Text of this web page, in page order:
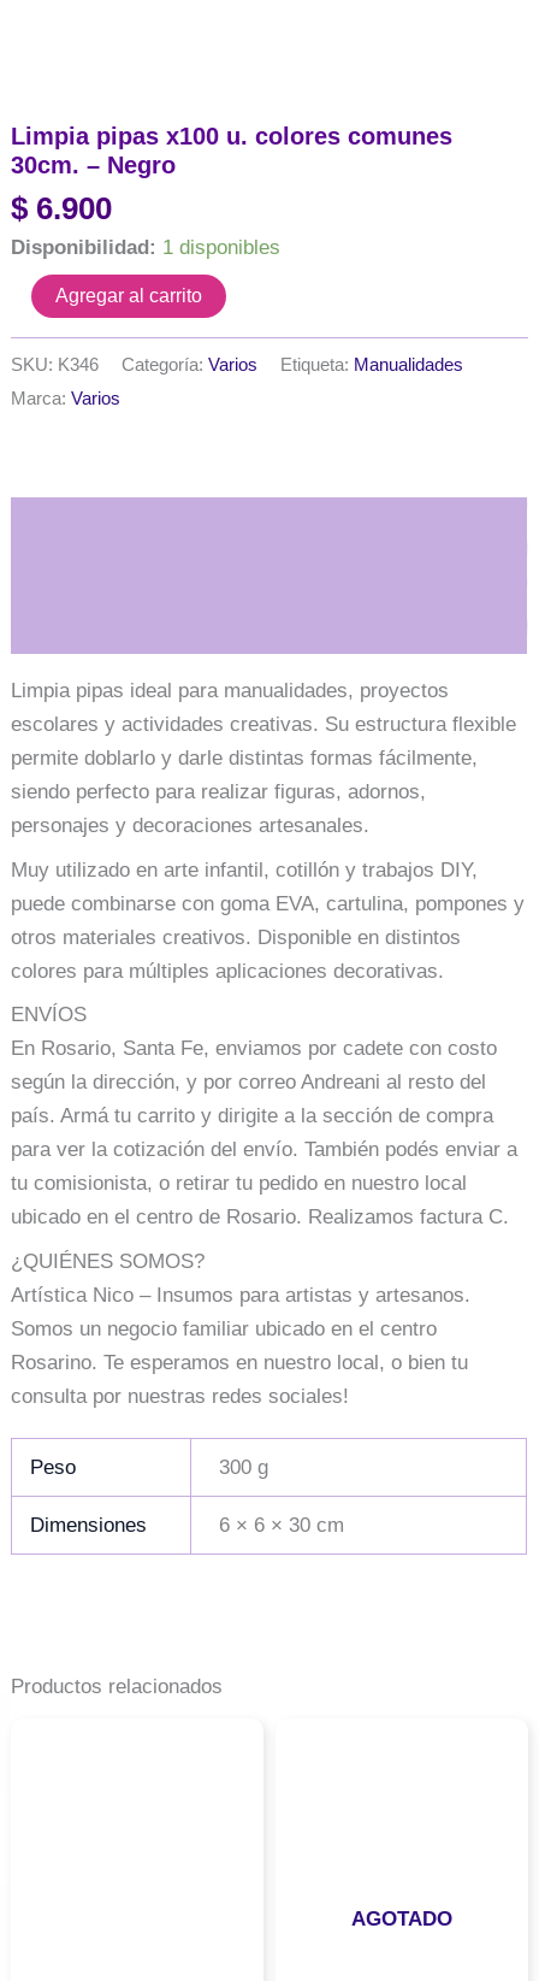
Limpia pipas x100 u. colores comunes
30cm. – Negro
$ 6.900
Disponibilidad: 1 disponibles
Limpia
pipas
x100
u.
comunes
cantidad
Agregar al carrito
SKU: K346 Categoría:Varios Etiqueta: Manualidades
Marca:Varios
Limpia pipas ideal para manualidades, proyectos
escolares y actividades creativas. Su estructura flexible
permite doblarlo y darle distintas formas fácilmente,
siendo perfecto para realizar figuras, adornos,
personajes y decoraciones artesanales.
Muy utilizado en arte infantil, cotillón y trabajos DIY,
puede combinarse con goma EVA, cartulina, pompones y
otros materiales creativos. Disponible en distintos
colores para múltiples aplicaciones decorativas.
ENVÍOS
En Rosario, Santa Fe, enviamos por cadete con costo
según la dirección, y por correo Andreani al resto del
país. Armá tu carrito y dirigite a la sección de compra
para ver la cotización del envío. También podés enviar a
tu comisionista, o retirar tu pedido en nuestro local
ubicado en el centro de Rosario. Realizamos factura C.
¿QUIÉNES SOMOS?
Artística Nico – Insumos para artistas y artesanos.
Somos un negocio familiar ubicado en el centro
Rosarino. Te esperamos en nuestro local, o bien tu
consulta por nuestras redes sociales!
Peso 300 g
Dimensiones 6 × 6 × 30 cm
Productos relacionados
AGOTADO